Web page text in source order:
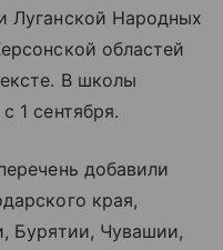
Луганской Народных
областей
В школы
1 сентября.
добавили
края,
Бурятии, Чувашии,